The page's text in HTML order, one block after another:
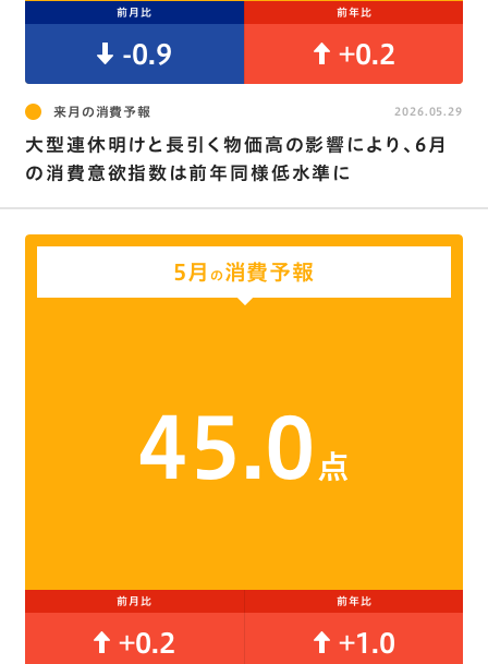
前月比 前年比
-0.9 +0.2
来月の消費予報
大型連休明けと長引く物価高の影響により、6月
の消費意欲指数は前年同様低水準に
2026.05.29
5月 の消費予報
45.0 点
前月比 前年比
+0.2 +1.0